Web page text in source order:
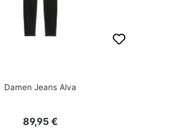
Damen Jeans Alva
Regulärer Preis:
89,95 €